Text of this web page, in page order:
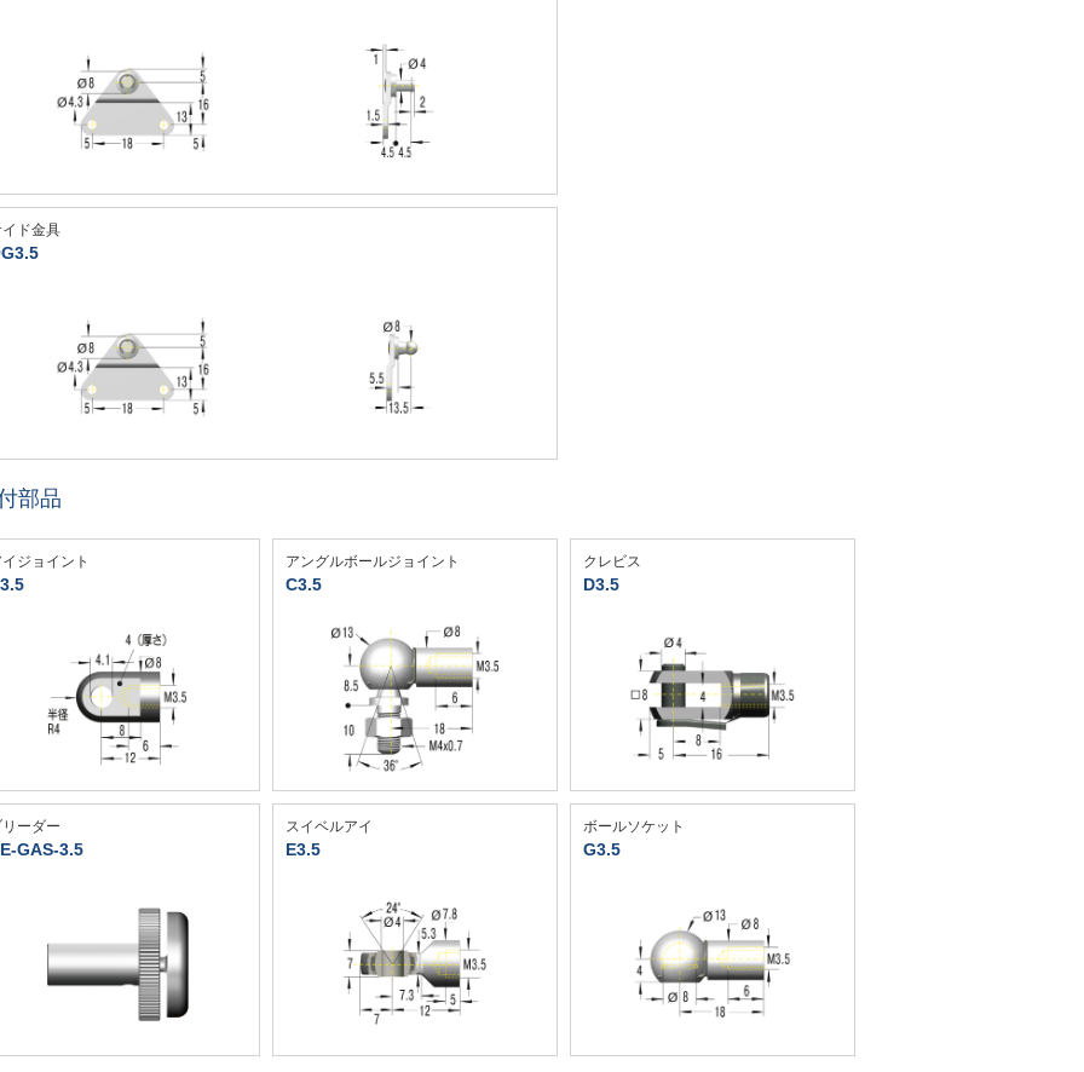
ド金具
部品
ジョイント アングルボールジョイント
C3.5
クレビス
D3.5
ーダー
GAS-3.5
スイベルアイ
E3.5
ボールソケット
G3.5